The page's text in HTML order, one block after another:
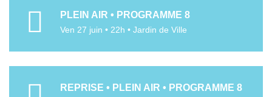
PLEIN AIR • PROGRAMME 8
Ven 27 juin • 22h • Jardin de Ville
REPRISE • PLEIN AIR • PROGRAMME 8